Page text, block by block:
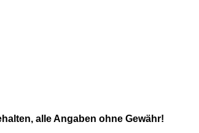
alle Angaben ohne Gewähr!